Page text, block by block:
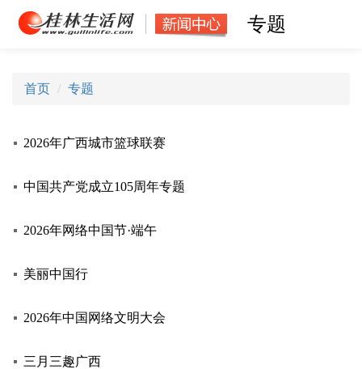
专题
首页 专题
2026年广西城市篮球联赛
中国共产党成立105周年专题
2026年网络中国节·端午
美丽中国行
2026年中国网络文明大会
三月三趣广西